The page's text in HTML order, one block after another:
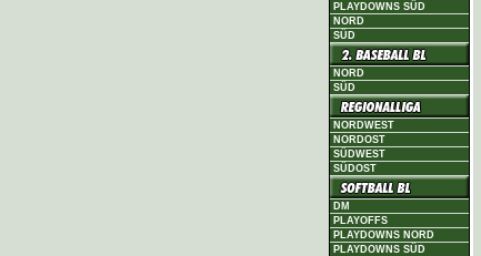
PLAYDOWNS SÜD
NORD
SÜD
NORD
SÜD
NORDWEST
NORDOST
SÜDWEST
SÜDOST
DM
PLAYOFFS
PLAYDOWNS NORD
PLAYDOWNS SÜD